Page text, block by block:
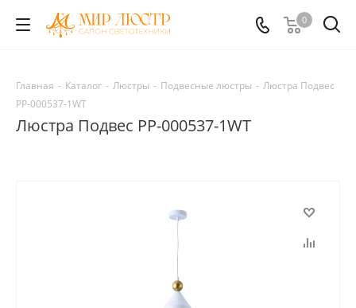
0
Главная - Каталог - Люстры - Подвесные люстры - Люстра Подвес
PP-000537-1WT
Люстра Подвес PP-000537-1WT